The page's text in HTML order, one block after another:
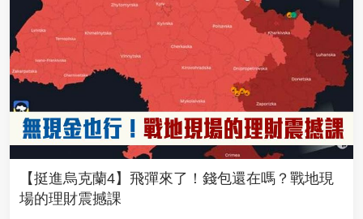
【挺進烏克蘭4】飛彈來了！錢包還在嗎？戰地現
場的理財震撼課